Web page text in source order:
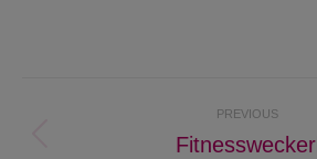
PREVIOUS
Previous
Fitnessweckerl